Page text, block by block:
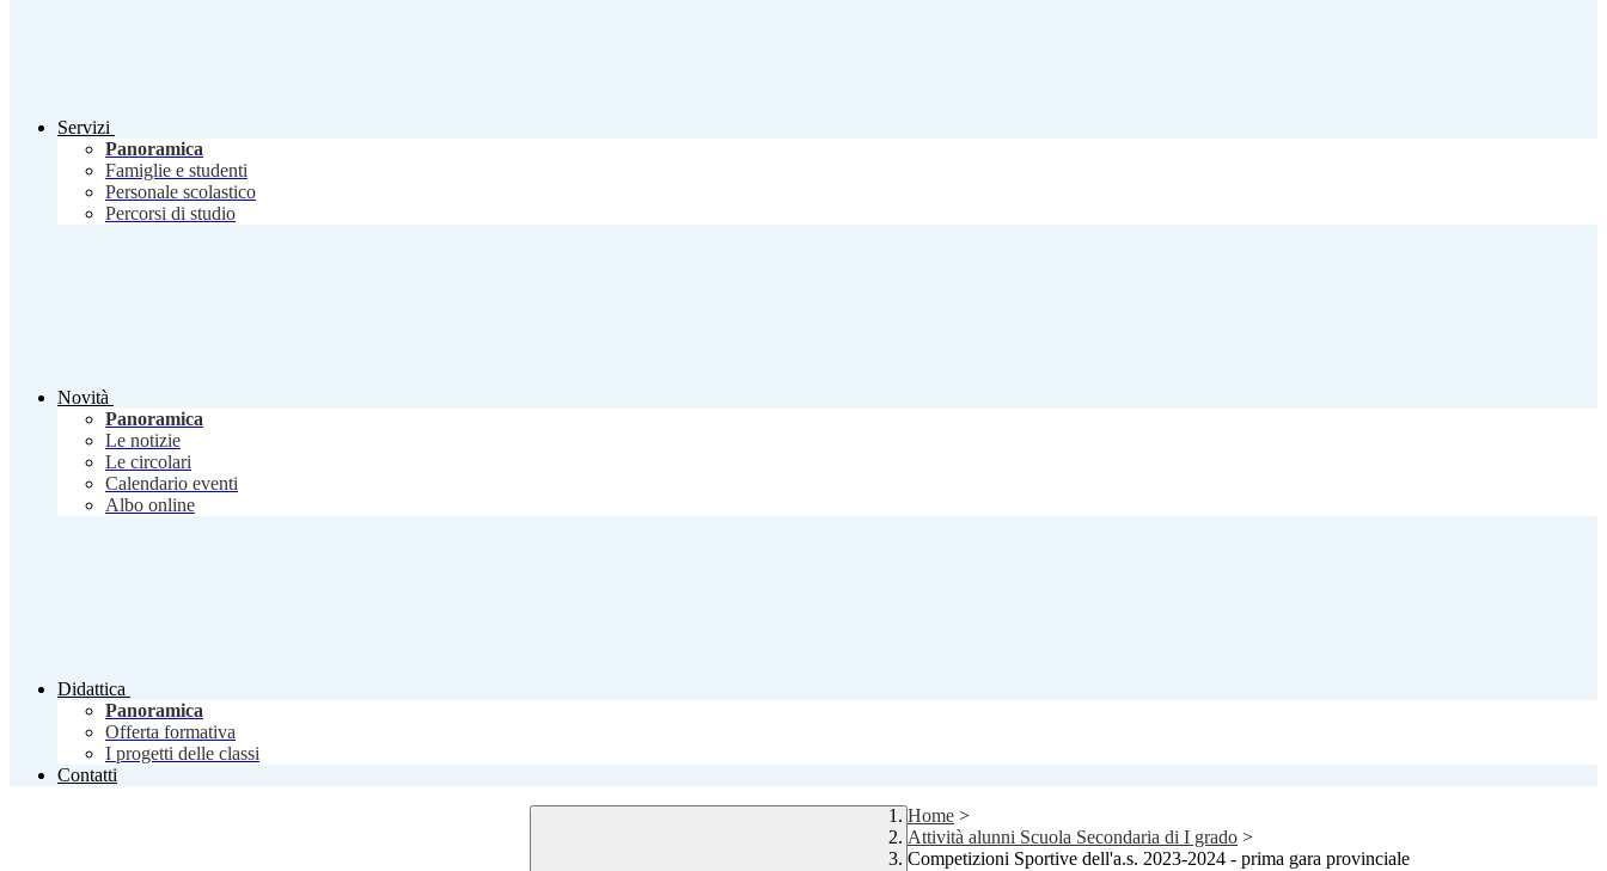
Servizi
Panoramica
Famiglie e studenti
Personale scolastico
Percorsi di studio
Novità
Panoramica
Le notizie
Le circolari
Calendario eventi
Albo online
Didattica
Panoramica
Offerta formativa
I progetti delle classi
Contatti
Home >
Attività alunni Scuola Secondaria di I grado >
Competizioni Sportive dell'a.s. 2023-2024 - prima gara provinciale